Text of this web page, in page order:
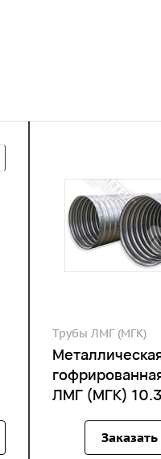
Трубы ЛМГ (МГК)
ЛМГ (МГК)